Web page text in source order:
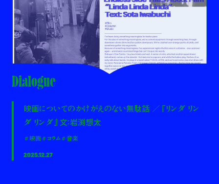
Dialogue
映画についてのかけがえのない無駄話 ／ 『リンダ リン
ダ リンダ』 文：岩渕想太
＃映画＃コラム＃音楽
2025.12.27